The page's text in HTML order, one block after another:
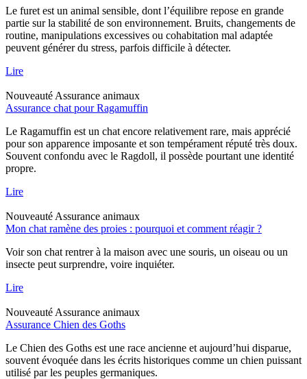
Le furet est un animal sensible, dont l’équilibre repose en grande
partie sur la stabilité de son environnement. Bruits, changements de
routine, manipulations excessives ou cohabitation mal adaptée
peuvent générer du stress, parfois difficile à détecter.
Lire
Nouveauté Assurance animaux
Assurance chat pour Ragamuffin
Le Ragamuffin est un chat encore relativement rare, mais apprécié
pour son apparence imposante et son tempérament réputé très doux.
Souvent confondu avec le Ragdoll, il possède pourtant une identité
propre.
Lire
Nouveauté Assurance animaux
Mon chat ramène des proies : pourquoi et comment réagir ?
Voir son chat rentrer à la maison avec une souris, un oiseau ou un
insecte peut surprendre, voire inquiéter.
Lire
Nouveauté Assurance animaux
Assurance Chien des Goths
Le Chien des Goths est une race ancienne et aujourd’hui disparue,
souvent évoquée dans les écrits historiques comme un chien puissant
utilisé par les peuples germaniques.